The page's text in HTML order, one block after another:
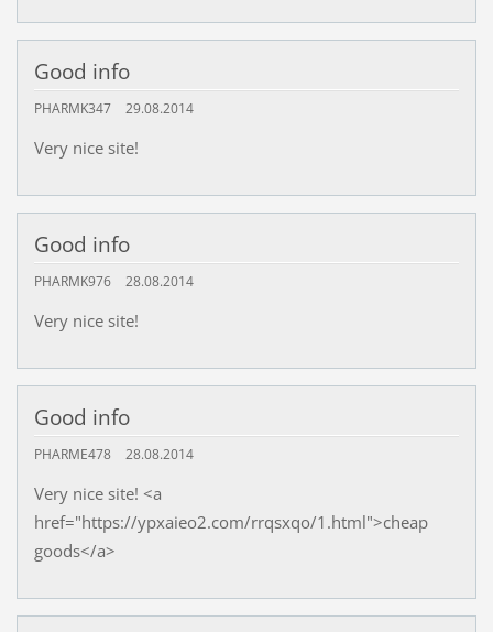
Good info
PHARMK347 29.08.2014
Very nice site!
Good info
PHARMK976 28.08.2014
Very nice site!
Good info
PHARME478 28.08.2014
Very nice site! <a
href="https://ypxaieo2.com/rrqsxqo/1.html">cheap
goods</a>